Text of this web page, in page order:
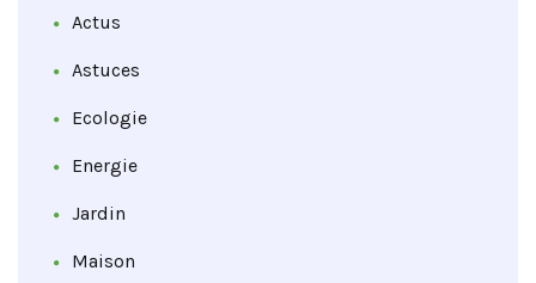
Actus
Astuces
Ecologie
Energie
Jardin
Maison